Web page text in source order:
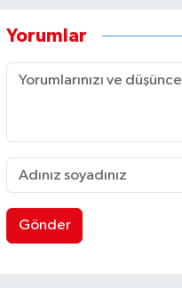
Yorumlar
Gönder